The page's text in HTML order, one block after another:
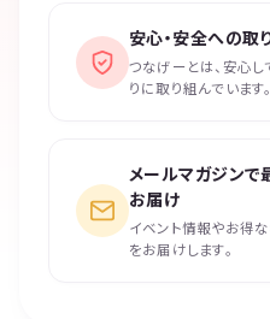
安心・安全への取
つなげーとは、安心
りに取り組んでいます。
メールマガジンで
お届け
イベント情報やお得
をお届けします。